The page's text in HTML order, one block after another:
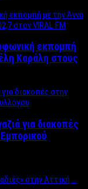
εκπομπή
Καράλη στους
για διακοπές